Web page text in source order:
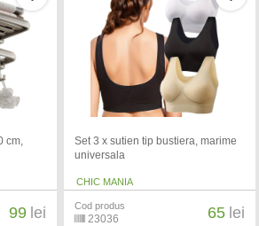
cm,
99 lei
Set 3 x sutien tip bustiera, marime
universala
CHIC MANIA
Cod produs
23036 65 lei